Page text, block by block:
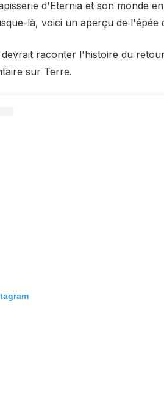
d'Eternia et son monde
là, voici un aperçu de
raconter l'histoire du
sur Terre.